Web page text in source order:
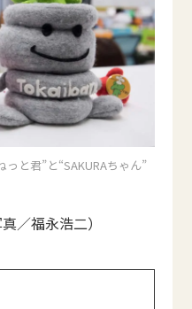
と君”と“SAKURAちゃん”
／福永浩二）